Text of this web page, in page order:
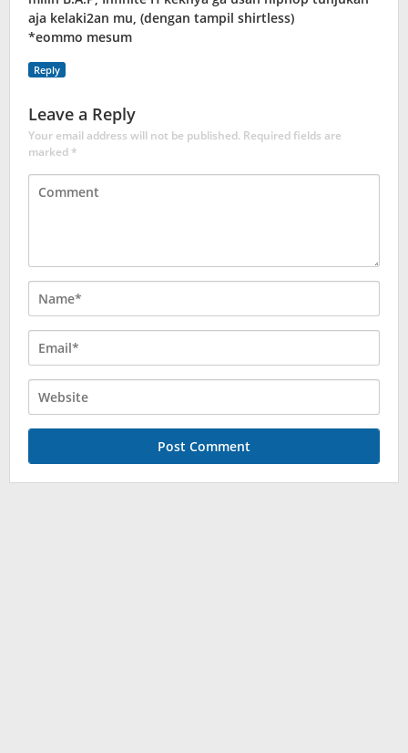
aja kelaki2an mu, (dengan tampil shirtless)
*eommo mesum
Reply
Leave a Reply
Your email address will not be published. Required fields are
marked*